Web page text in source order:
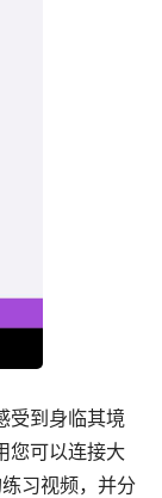
受到身临其境
您可以连接大
习视频，并分